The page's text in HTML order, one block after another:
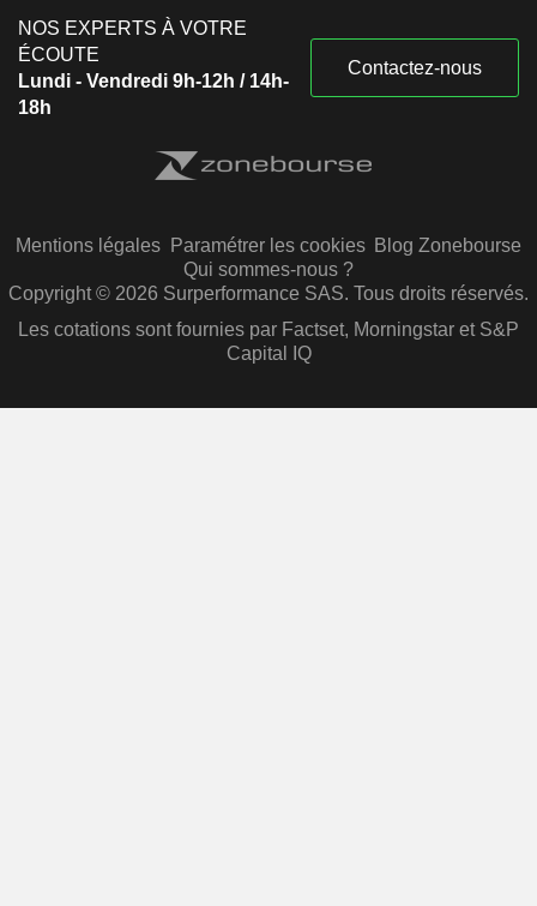
NOS EXPERTS À VOTRE
ÉCOUTE
Lundi - Vendredi 9h-12h / 14h-
18h
Contactez-nous
Mentions légales Paramétrer les cookies Blog Zonebourse
Qui sommes-nous ?
Copyright © 2026 Surperformance SAS. Tous droits réservés.
Les cotations sont fournies par Factset, Morningstar et S&P
Capital IQ